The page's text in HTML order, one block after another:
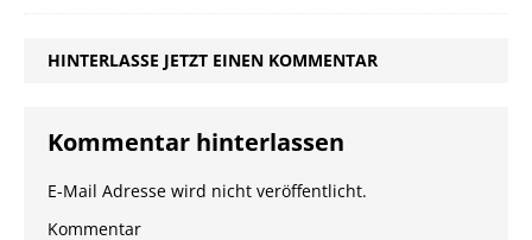
HINTERLASSE JETZT EINEN KOMMENTAR
Kommentar hinterlassen
E-Mail Adresse wird nicht veröffentlicht.
Kommentar